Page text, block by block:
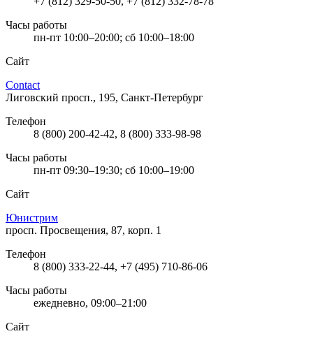
Часы работы
пн-пт 10:00–20:00; сб 10:00–18:00
Сайт
Contact
Лиговский просп., 195, Санкт-Петербург
Телефон
8 (800) 200-42-42, 8 (800) 333-98-98
Часы работы
пн-пт 09:30–19:30; сб 10:00–19:00
Сайт
Юнистрим
просп. Просвещения, 87, корп. 1
Телефон
8 (800) 333-22-44, +7 (495) 710-86-06
Часы работы
ежедневно, 09:00–21:00
Сайт